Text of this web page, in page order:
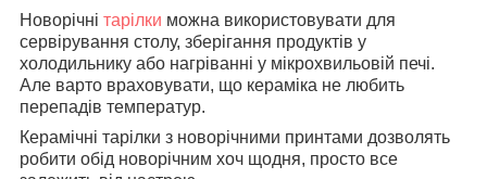
Новорічні тарілки можна використовувати для
сервірування столу, зберігання продуктів у
холодильнику або нагріванні у мікрохвильовій печі.
Але варто враховувати, що кераміка не любить
перепадів температур.
Керамічні тарілки з новорічними принтами дозволять
робити обід новорічним хоч щодня, просто все